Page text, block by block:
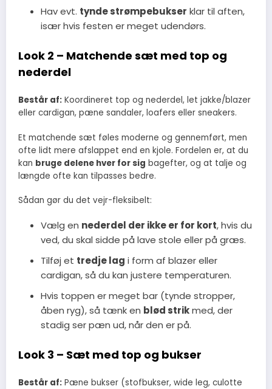
Hav evt. tynde strømpebukser klar til aften,
især hvis festen er meget udendørs.
Look 2 – Matchende sæt med top og
nederdel
Består af: Koordineret top og nederdel, let jakke/blazer
eller cardigan, pæne sandaler, loafers eller sneakers.
Et matchende sæt føles moderne og gennemført, men
ofte lidt mere afslappet end en kjole. Fordelen er, at du
kan bruge delene hver for sig bagefter, og at talje og
længde ofte kan tilpasses bedre.
Sådan gør du det vejr-fleksibelt:
Vælg en nederdel der ikke er for kort, hvis du
ved, du skal sidde på lave stole eller på græs.
Tilføj et tredje lag i form af blazer eller
cardigan, så du kan justere temperaturen.
Hvis toppen er meget bar (tynde stropper,
åben ryg), så tænk en blød strikmed, der
stadig ser pæn ud, når den er på.
Look 3 – Sæt med top og bukser
Består af: Pæne bukser (stofbukser, wide leg, culotte